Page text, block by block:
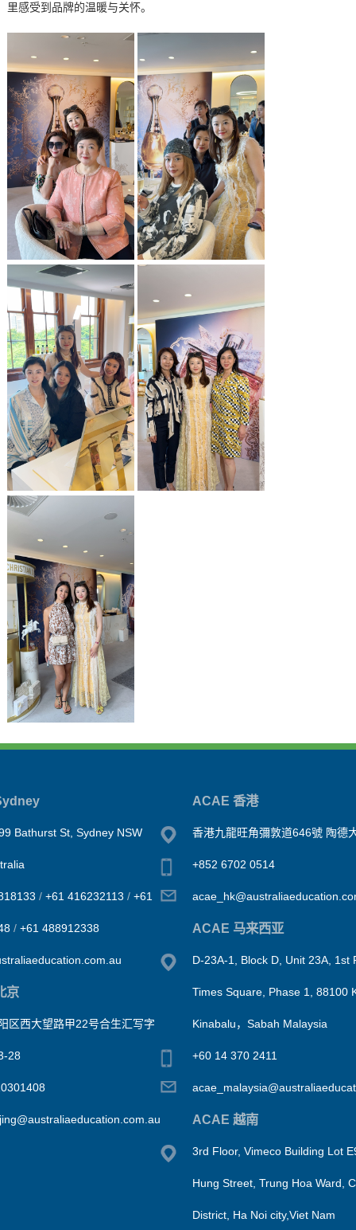
里感受到品牌的温暖与关怀。
Bathurst St, Sydney NSW
/ +61 416232113 / +61
/ +61 488912338
京
区西大望路甲22号合生汇写字
28
ACAE 香港
香港九龍旺角彌敦道646號 陶德
+852 6702 0514
ACAE 马来西亚
D-23A-1, Block D, Unit 23A, 1st
Times Square, Phase 1, 88100
Kinabalu，Sabah Malaysia
+60 14 370 2411
ACAE 越南
3rd Floor, Vimeco Building Lot
Hung Street, Trung Hoa Ward,
District, Ha Noi city,Viet Nam